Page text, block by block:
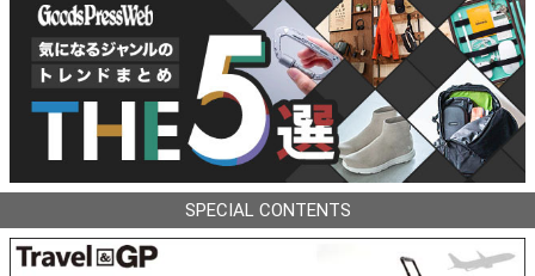
SPECIAL CONTENTS